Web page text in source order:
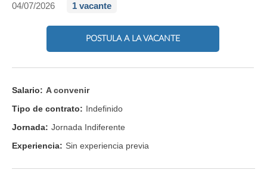
04/07/2026
1 vacante
POSTULA A LA VACANTE
Salario: A convenir
Tipo de contrato: Indefinido
Jornada: Jornada Indiferente
Experiencia: Sin experiencia previa